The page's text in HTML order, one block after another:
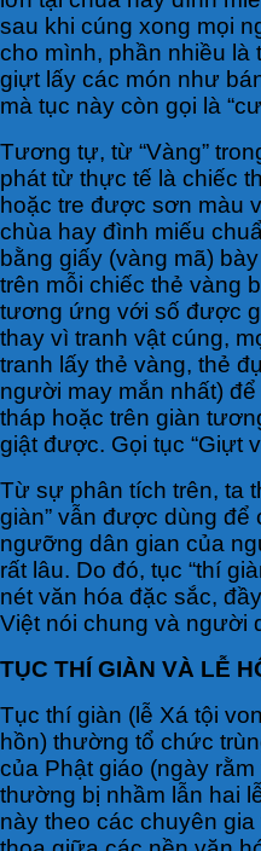
sau khi cúng xong mọi
cho mình, phần nhiều là
giựt lấy các món như
mà tục này còn gọi là
Tương tự, từ “Vàng”
phát từ thực tế là chiếc
hoặc tre được sơn màu
chùa hay đình miếu
bằng giấy (vàng mã)
trên mỗi chiếc thẻ vàng
tương ứng với số được
thay vì tranh vật cúng,
tranh lấy thẻ vàng, thẻ
người may mắn nhất)
tháp hoặc trên giàn
giật được. Gọi tục “Giựt
Từ sự phân tích trên, ta
giàn” vẫn được dùng để
ngưỡng dân gian của
rất lâu. Do đó, tục “thí
nét văn hóa đặc sắc,
Việt nói chung và người
TỤC THÍ GIÀN VÀ LỄ
Tục thí giàn (lễ Xá tội
hồn) thường tổ chức
của Phật giáo (ngày
thường bị nhầm lẫn hai
này theo các chuyên